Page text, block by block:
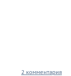
2 комментария